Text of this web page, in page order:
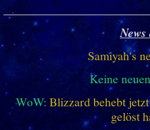
Samiyah's
Keine
WoW: Blizzard behebt
gelöst